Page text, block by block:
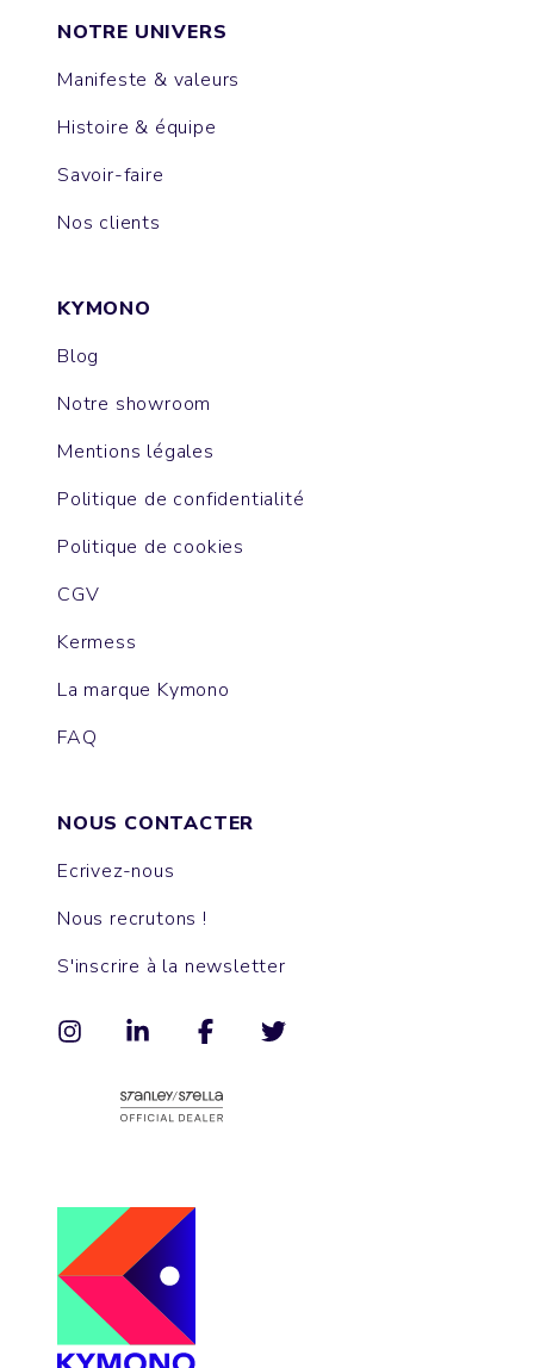
NOTRE UNIVERS
Manifeste & valeurs
Histoire & équipe
Savoir-faire
Nos clients
KYMONO
Blog
Notre showroom
Mentions légales
Politique de confidentialité
Politique de cookies
CGV
Kermess
La marque Kymono
FAQ
NOUS CONTACTER
Ecrivez-nous
Nous recrutons !
S'inscrire à la newsletter